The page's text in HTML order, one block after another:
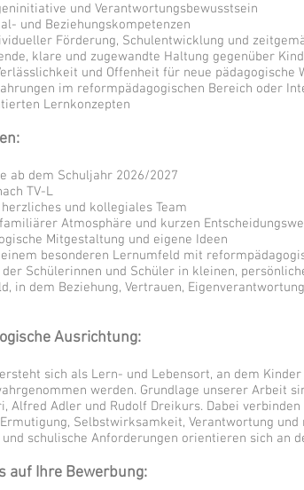
und Verantwortungsbewusstsein
und Beziehungskompetenzen
Förderung, Schulentwicklung und
klare und zugewandte Haltung gegenüber
und Offenheit für neue pädagogische
im reformpädagogischen Bereich oder
Lernkonzepten
ab dem Schuljahr 2026/2027
TV-L
und kollegiales Team
Atmosphäre und kurzen
Mitgestaltung und eigene Ideen
besonderen Lernumfeld mit
Schülerinnen und Schüler in kleinen,
in dem Beziehung, Vertrauen,
Ausrichtung:
sich als Lern- und Lebensort, an dem
werden. Grundlage unserer Arbeit
Alfred Adler und Rudolf Dreikurs. Dabei
Selbstwirksamkeit, Verantwortung
schulische Anforderungen orientieren sich an
auf Ihre Bewerbung: